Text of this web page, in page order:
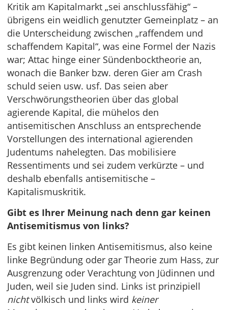
Kritik am Kapitalmarkt „sei anschlussfähig“ –
übrigens ein weidlich genutzter Gemeinplatz – an
die Unterscheidung zwischen „raffendem und
schaffendem Kapital“, was eine Formel der Nazis
war; Attac hinge einer Sündenbocktheorie an,
wonach die Banker bzw. deren Gier am Crash
schuld seien usw. usf. Das seien aber
Verschwörungstheorien über das global
agierende Kapital, die mühelos den
antisemitischen Anschluss an entsprechende
Vorstellungen des international agierenden
Judentums nahelegten. Das mobilisiere
Ressentiments und sei zudem verkürzte – und
deshalb ebenfalls antisemitische –
Kapitalismuskritik.
Gibt es Ihrer Meinung nach denn gar keinen
Antisemitismus von links?
Es gibt keinen linken Antisemitismus, also keine
linke Begründung oder gar Theorie zum Hass, zur
Ausgrenzung oder Verachtung von Jüdinnen und
Juden, weil sie Juden sind. Links ist prinzipiell
nichtvölkisch und links wird keiner